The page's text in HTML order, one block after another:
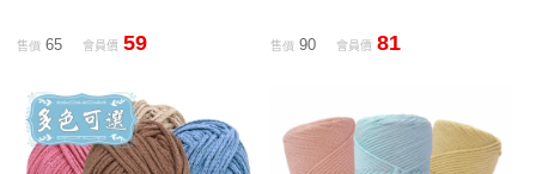
售價65 會員價 59 售價 90 會員價 81